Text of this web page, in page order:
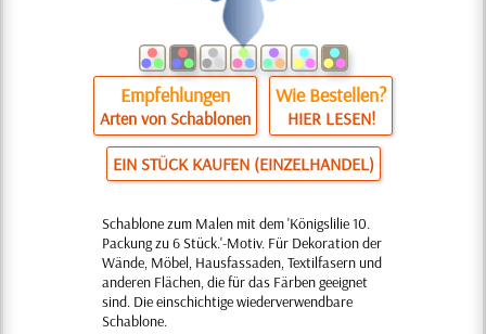
Empfehlungen
Arten von Schablonen
Wie Bestellen?
HIER LESEN!
EIN STÜCK KAUFEN (EINZELHANDEL)
Schablone zum Malen mit dem 'Königslilie 10.
Packung zu 6 Stück.'-Motiv. Für Dekoration der
Wände, Möbel, Hausfassaden, Textilfasern und
anderen Flächen, die für das Färben geeignet
sind. Die einschichtige wiederverwendbare
Schablone.